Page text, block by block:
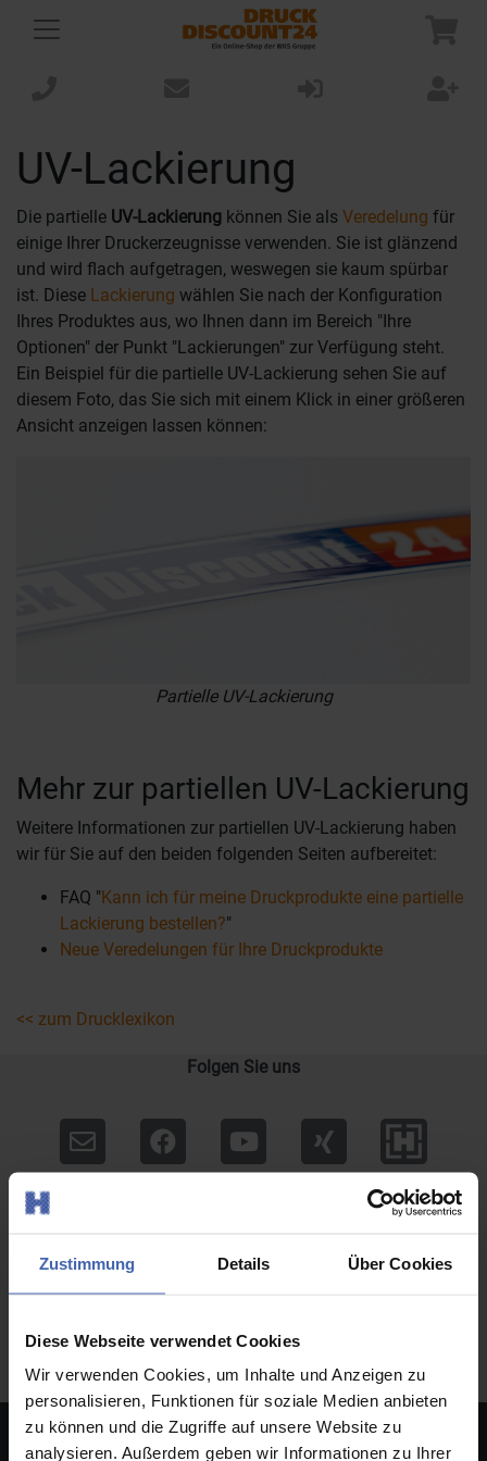
Zustimmung Details Über Cookies
Diese Webseite verwendet Cookies
Wir verwenden Cookies, um Inhalte und Anzeigen zu
personalisieren, Funktionen für soziale Medien anbieten
zu können und die Zugriffe auf unsere Website zu
analysieren. Außerdem geben wir Informationen zu Ihrer
UV-Lackierung
Die partielle UV-Lackierung können Sie als Veredelung für
einige Ihrer Druckerzeugnisse verwenden. Sie ist glänzend
und wird flach aufgetragen, weswegen sie kaum spürbar
ist. Diese Lackierung wählen Sie nach der Konfiguration
Ihres Produktes aus, wo Ihnen dann im Bereich "Ihre
Optionen" der Punkt "Lackierungen" zur Verfügung steht.
Ein Beispiel für die partielle UV-Lackierung sehen Sie auf
diesem Foto, das Sie sich mit einem Klick in einer größeren
Ansicht anzeigen lassen können:
Partielle UV-Lackierung
Mehr zur partiellen UV-Lackierung
Weitere Informationen zur partiellen UV-Lackierung haben
wir für Sie auf den beiden folgenden Seiten aufbereitet:
FAQ "Kann ich für meine Druckprodukte eine partielle
Lackierung bestellen?"
Neue Veredelungen für Ihre Druckprodukte
<< zum Drucklexikon
Folgen Sie uns
Hier geht's los!